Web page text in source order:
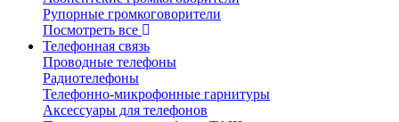
Рупорные громкоговорители
Посмотреть все
Телефонная связь
Проводные телефоны
Радиотелефоны
Телефонно-микрофонные гарнитуры
Аксессуары для телефонов